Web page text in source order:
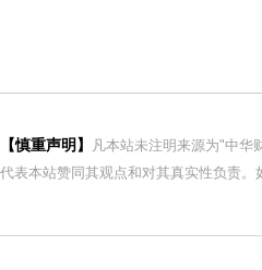
【慎重声明】
凡本站未注明来源为"中华
代表本站赞同其观点和对其真实性负责